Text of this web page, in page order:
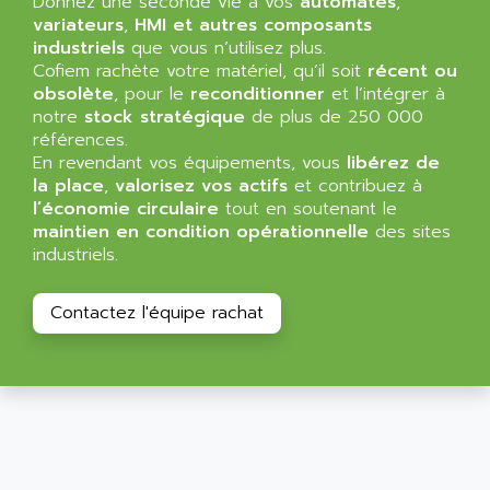
SIMATIC MP
MINI MAESTRO
NT3
CYBER 4000
RPX30
SINUMERIK 820/
LOGO
SIMATIC MULTIPANEL
CL200
DIGIVEX
PWE
SIMOVERT MASTERDRIVES
ALLEGRO MICROSYSTEMS
ALLEN
ALLEN BRADLEY
ALLEN CODIERGERATE GMBH
ALLEN CODING SYSTEMS
ALLEN SYSTEMS
ALLIANCE INSTRUMENTS
ALLIANCE MEMORY
ALLIED TELESYN
ALLIED VISION
variateurs, HMI et autres composants
industriels que vous n’utilisez plus.
Cofiem rachète votre matériel, qu’il soit récent ou
obsolète, pour le reconditionner et l’intégrer à
notre stock stratégique de plus de 250 000
références.
En revendant vos équipements, vous libérez de
la place, valorisez vos actifs et contribuez à
l’économie circulaire tout en soutenant le
maintien en condition opérationnelle des sites
industriels.
Contactez l'équipe rachat